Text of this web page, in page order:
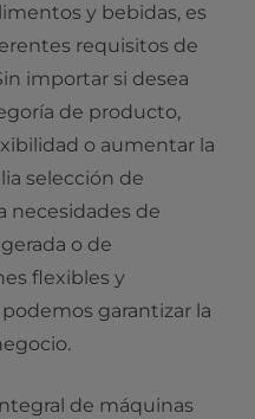
y bebidas, es
requisitos de
importar si desea
de producto,
o aumentar la
selección de
necesidades de
o de
flexibles y
garantizar la
de máquinas